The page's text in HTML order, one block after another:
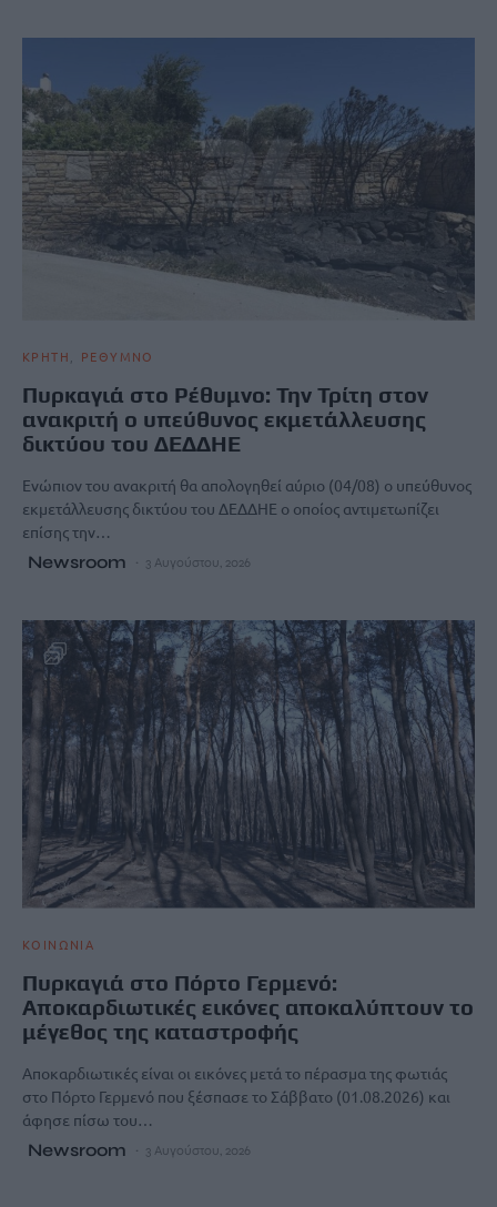
ΚΡΗΤΗ ΡΕΘΥΜΝΟ
Πυρκαγιά στο Ρέθυμνο: Την Τρίτη στον
ανακριτή ο υπεύθυνος εκμετάλλευσης
δικτύου του ΔΕΔΔΗΕ
Ενώπιον του ανακριτή θα απολογηθεί αύριο (04/08) ο υπεύθυνος
εκμετάλλευσης δικτύου του ΔΕΔΔΗΕ ο οποίος αντιμετωπίζει
επίσης την…
Newsroom 3 Αυγούστου, 2026
ΚΟΙΝΩΝΙΑ
Πυρκαγιά στο Πόρτο Γερμενό:
Αποκαρδιωτικές εικόνες αποκαλύπτουν το
μέγεθος της καταστροφής
Αποκαρδιωτικές είναι οι εικόνες μετά το πέρασμα της φωτιάς
στο Πόρτο Γερμενό που ξέσπασε το Σάββατο (01.08.2026) και
άφησε πίσω του…
Newsroom 3 Αυγούστου, 2026